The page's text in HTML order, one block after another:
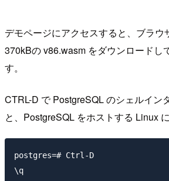
デモページにアクセスすると、ブラウ
370kBの v86.wasm をダウンロードし
す。
CTRL-D で PostgreSQL のシェルイン
と、PostgreSQL をホストする Linux
postgres=# Ctrl-D
\q